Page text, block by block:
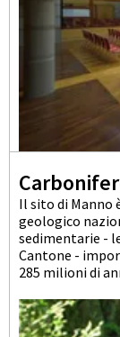
Il sito di Manno
geologico
sedimentarie -
Cantone -
285 milioni di